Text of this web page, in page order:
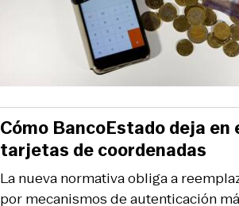
La nueva normativa obliga a
por mecanismos de autenticación
Cómo BancoEstado deja en
tarjetas de coordenadas